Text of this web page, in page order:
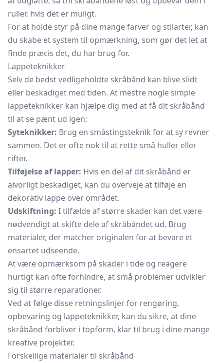
ruller, hvis det er muligt.
For at holde styr på dine mange farver og stilarter, kan
du skabe et system til opmærkning, som gør det let at
finde præcis det, du har brug for.
Lappeteknikker
Selv de bedst vedligeholdte skråbånd kan blive slidt
eller beskadiget med tiden. At mestre nogle simple
lappeteknikker kan hjælpe dig med at få dit skråbånd
til at se pænt ud igen:
Syteknikker: Brug en småstingsteknik for at sy revner
sammen. Det er ofte nok til at rette små huller eller
rifter.
Tilføjelse af lapper: Hvis en del af dit skråbånd er
alvorligt beskadiget, kan du overveje at tilføje en
dekorativ lappe over området.
Udskiftning: I tilfælde af større skader kan det være
nødvendigt at skifte dele af skråbåndet ud. Brug
materialer, der matcher originalen for at bevare et
ensartet udseende.
At være opmærksom på skader i tide og reagere
hurtigt kan ofte forhindre, at små problemer udvikler
sig til større reparationer.
Ved at følge disse retningslinjer for rengøring,
opbevaring og lappeteknikker, kan du sikre, at dine
skråbånd forbliver i topform, klar til brug i dine mange
kreative projekter.
Forskellige materialer til skråbånd